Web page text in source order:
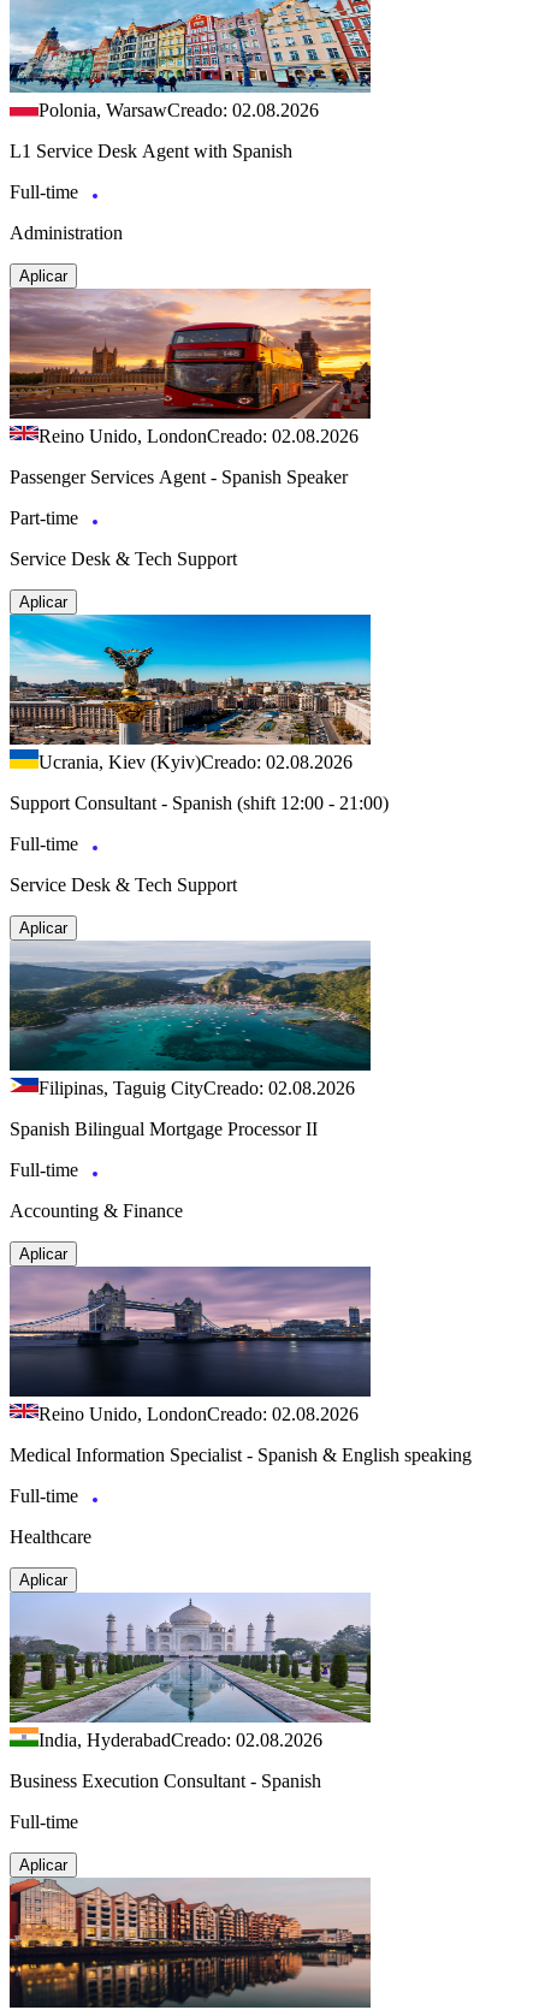
Polonia, WarsawCreado: 02.08.2026
L1 Service Desk Agent with Spanish
Full-time
Administration
Aplicar
Reino Unido, LondonCreado: 02.08.2026
Passenger Services Agent - Spanish Speaker
Part-time
Service Desk & Tech Support
Aplicar
Ucrania, Kiev (Kyiv)Creado: 02.08.2026
Support Consultant - Spanish (shift 12:00 - 21:00)
Full-time
Service Desk & Tech Support
Aplicar
Filipinas, Taguig CityCreado: 02.08.2026
Spanish Bilingual Mortgage Processor II
Full-time
Accounting & Finance
Aplicar
Reino Unido, LondonCreado: 02.08.2026
Medical Information Specialist - Spanish & English speaking
Full-time
Healthcare
Aplicar
India, HyderabadCreado: 02.08.2026
Business Execution Consultant - Spanish
Full-time
Aplicar